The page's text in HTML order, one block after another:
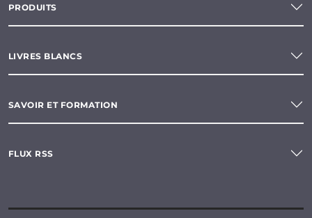
PRODUITS
LIVRES BLANCS
SAVOIR ET FORMATION
FLUX RSS